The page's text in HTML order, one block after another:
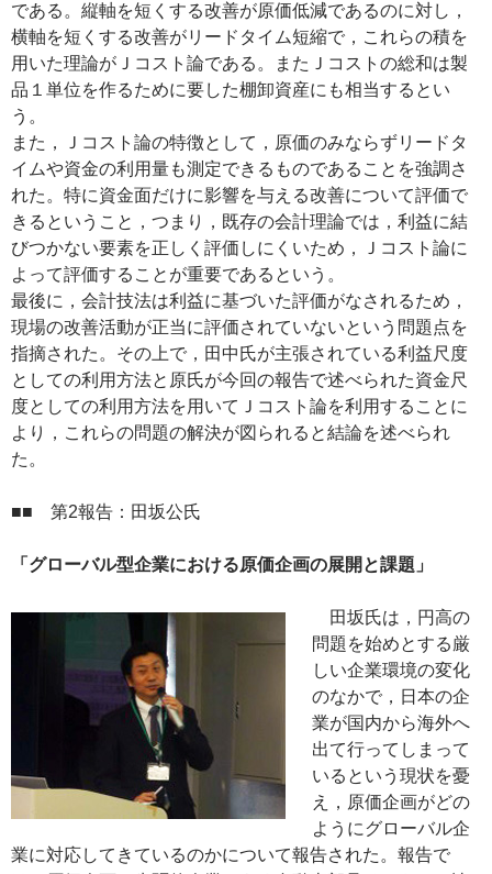
である。縦軸を短くする改善が原価低減であるのに対し，
横軸を短くする改善がリードタイム短縮で，これらの積を
用いた理論がＪコスト論である。またＪコストの総和は製
品１単位を作るために要した棚卸資産にも相当するとい
う。
また，Ｊコスト論の特徴として，原価のみならずリードタ
イムや資金の利用量も測定できるものであることを強調さ
れた。特に資金面だけに影響を与える改善について評価で
きるということ，つまり，既存の会計理論では，利益に結
びつかない要素を正しく評価しにくいため，Ｊコスト論に
よって評価することが重要であるという。
最後に，会計技法は利益に基づいた評価がなされるため，
現場の改善活動が正当に評価されていないという問題点を
指摘された。その上で，田中氏が主張されている利益尺度
としての利用方法と原氏が今回の報告で述べられた資金尺
度としての利用方法を用いてＪコスト論を利用することに
より，これらの問題の解決が図られると結論を述べられ
た。
■■ 第2報告：田坂公氏
「グローバル型企業における原価企画の展開と課題」
田坂氏は，円高の
問題を始めとする厳
しい企業環境の変化
のなかで，日本の企
業が国内から海外へ
出て行ってしまって
いるという現状を憂
え，原価企画がどの
ようにグローバル企
業に対応してきているのかについて報告された。報告で